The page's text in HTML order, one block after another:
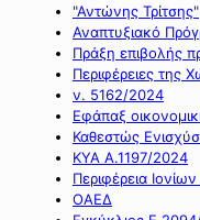
"Αντώνης Τρίτσης"
Αναπτυξιακό
Πράξη επιβολής
Περιφέρειες της
ν. 5162/2024
Εφάπαξ
Καθεστώς
ΚΥΑ Α.1197/2024
Περιφέρεια
ΟΑΕΔ